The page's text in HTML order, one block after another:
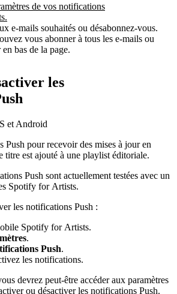
de vos notifications
e-mails souhaités ou désabonnez-vous.
vous abonner à tous les e-mails ou
bas de la page.
les
et Android
pour recevoir des mises à jour en
titre est ajouté à une playlist éditoriale.
Push sont actuellement testées avec un
Spotify for Artists.
les notifications Push :
Spotify for Artists.
.
Push.
les notifications.
devrez peut-être accéder aux paramètres
ou désactiver les notifications Push.